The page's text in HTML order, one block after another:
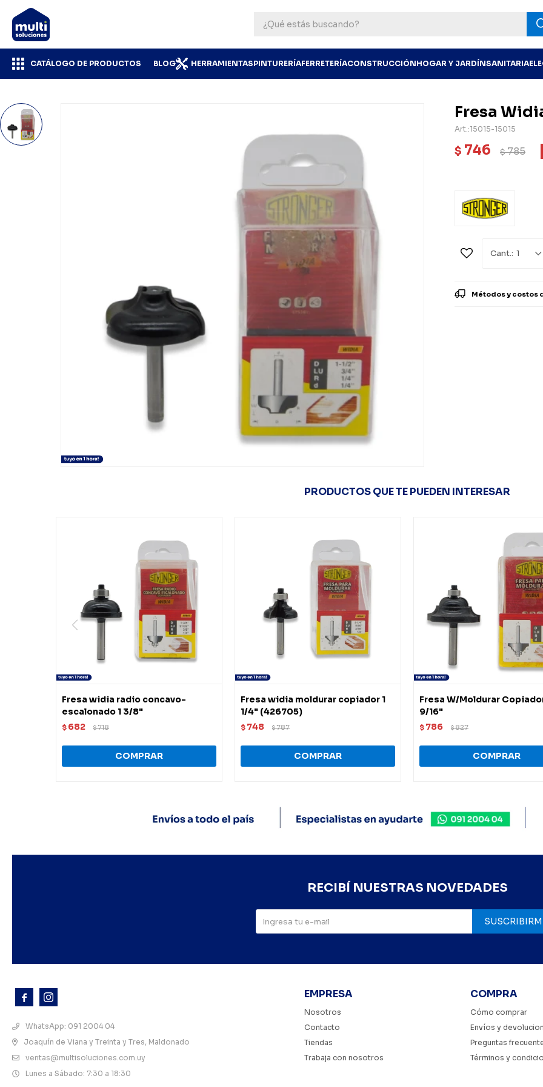
CATÁLOGO DE PRODUCTOS BLOG HERRAMIENTASPINTURERÍAFERRETERÍACONSTRUCCIÓNHOGAR Y JARDÍNSANITARIA
Fresa
15015-15015
$ 746 $785
1
Métodos y costos
PRODUCTOS QUE TE PUEDEN INTERESAR
Fresa widia radio concavo-
escalonado 1 3/8"
$ 682 $718
Fresa widia moldurar copiador 1
1/4" (426705)
$ 748 $787
Fresa W/Moldurar
9/16"
$ 786 $827
 
WhatsApp: 091 2004 04
Joaquín de Viana y Treinta y Tres, Maldonado
ventas@multisoluciones.com.uy
Lunes a Sábado: 7:30 a 18:30
EMPRESA
Nosotros
Contacto
Tiendas
Trabaja con nosotros
COMPRA
Cómo comprar
Envíos y
Preguntas
Términos y
RECIBÍ NUESTRAS NOVEDADES